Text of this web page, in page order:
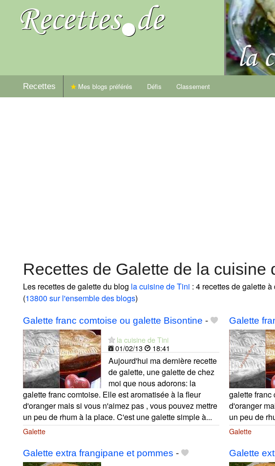
Recettes Mes blogs préférés Défis Classement
Recettes de Galette de la cuisine
Les recettes de galette du blog la cuisine de Tini : 4 recettes de galette
(13800 sur l'ensemble des blogs)
Galette franc comtoise ou galette Bisontine -
la cuisine de Tini
01/02/13
18:41
Aujourd'hui ma dernière recette
de galette, une galette de chez
moi que nous adorons: la
galette franc comtoise. Elle est aromatisée à la fleur
d'oranger mais si vous n'aimez pas , vous pouvez mettre
un peu de rhum à la place. C'est une galette simple à...
Galette
Galette
galette franc
d'oranger
un peu de
Galette
Galette extra frangipane et pommes -
Galette